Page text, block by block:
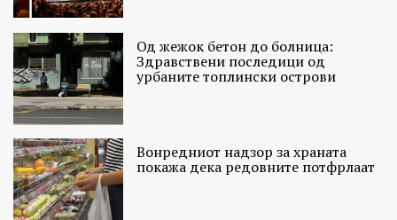
Од жежок бетон до болница:
Здравствени последици од
урбаните топлински острови
Вонредниот надзор за храната
покажа дека редовните потфрлаат